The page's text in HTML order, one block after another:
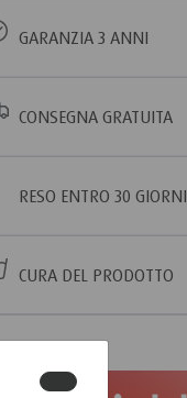
GARANZIA 3 ANNI
CONSEGNA GRATUITA
RESO ENTRO 30 GIORNI
CURA DEL PRODOTTO